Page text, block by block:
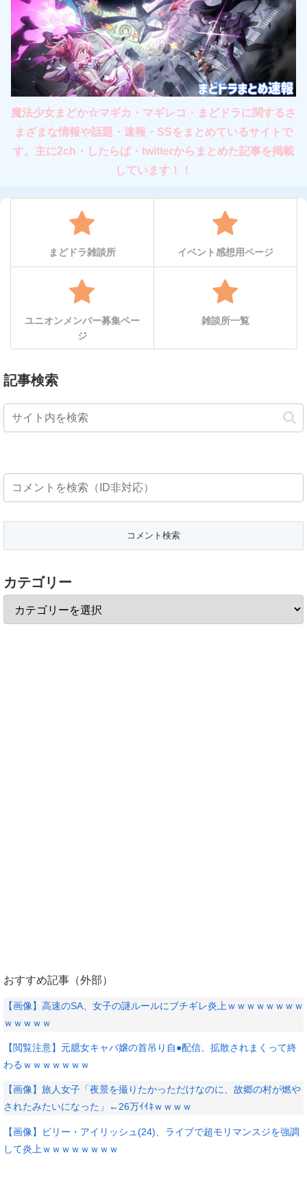
魔法少女まどか☆マギカ・マギレコ・まどドラに関するさ
まざまな情報や話題・速報・SSをまとめているサイトで
す。主に2ch・したらば・twitterからまとめた記事を掲載
しています！！
まどドラ雑談所 イベント感想用ページ
ユニオンメンバー募集ペー
ジ
雑談所一覧
記事検索
カテゴリー
おすすめ記事（外部）
【画像】高速のSA、女子の謎ルールにブチギレ炎上ｗｗｗｗｗｗｗｗ
ｗｗｗｗｗ
【閲覧注意】元臆女キャバ嬢の首吊り自●配信、拡散されまくって終
わるｗｗｗｗｗｗｗ
【画像】旅人女子「夜景を撮りたかっただけなのに、故郷の村が燃や
されたみたいになった」←26万ｲｲﾈｗｗｗｗ
【画像】ビリー・アイリッシュ(24)、ライブで超モリマンスジを強調
して炎上ｗｗｗｗｗｗｗｗ